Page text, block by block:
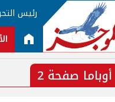
رئيس
أوباما صفحة 2